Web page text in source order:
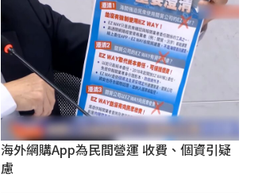
海外網購App為民間營運 收費、個資引疑
慮